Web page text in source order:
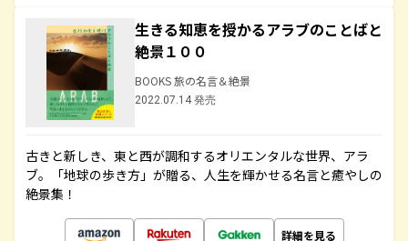
生きる知恵を授かるアラブのことばと
絶景１００
BOOKS 旅の名言＆絶景
2022.07.14 発売
古きと新しき、東と西が調和するオリエンタルな世界、アラ
ブ。「地球の歩き方」が贈る、人生を輝かせる名言と癒やしの
絶景集！
詳細を見る